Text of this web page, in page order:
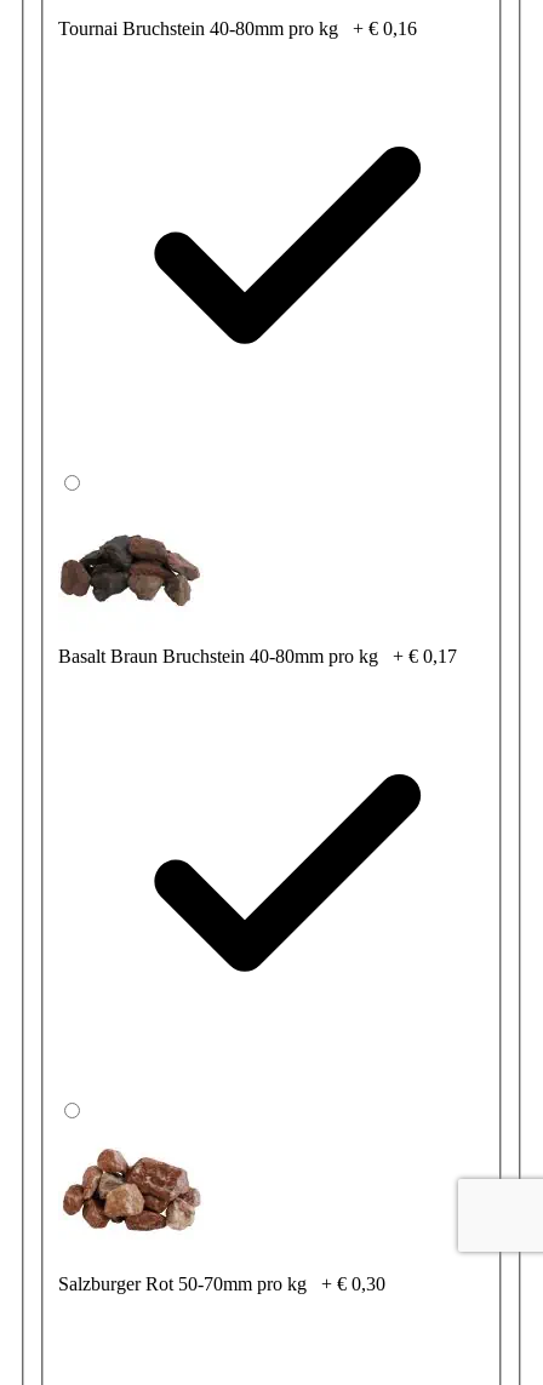
Tournai Bruchstein 40-80mm pro kg + € 0,16
Basalt Braun Bruchstein 40-80mm pro kg + € 0,17
Salzburger Rot 50-70mm pro kg + € 0,30